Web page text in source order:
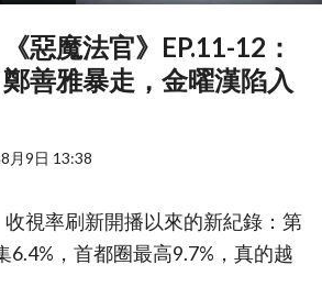
惡魔法官》EP.11-12：
善雅暴走，金曜漢陷入
月9日 13:38
視率刷新開播以來的新紀錄：第
6.4%，首都圈最高9.7%，真的越